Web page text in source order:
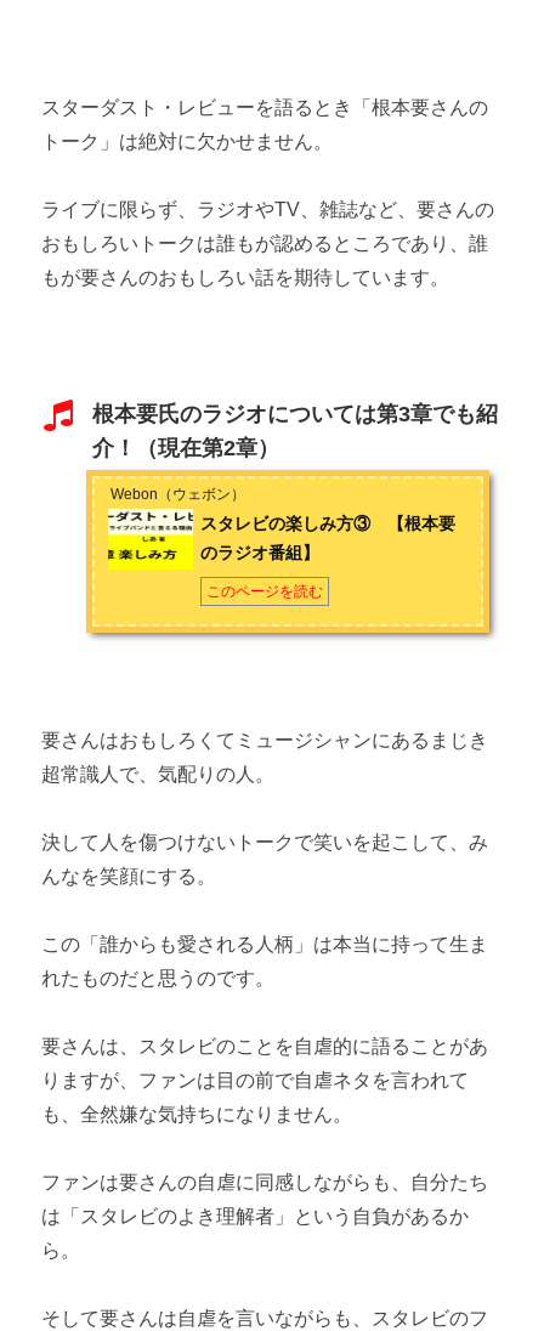
スターダスト・レビューを語るとき「根本要さんの
トーク」は絶対に欠かせません。
ライブに限らず、ラジオやTV、雑誌など、要さんの
おもしろいトークは誰もが認めるところであり、誰
もが要さんのおもしろい話を期待しています。
根本要氏のラジオについては第3章でも紹
介！（現在第2章）
Webon（ウェボン）
スタレビの楽しみ方③ 【根本要
のラジオ番組】
このページを読む
要さんはおもしろくてミュージシャンにあるまじき
超常識人で、気配りの人。
決して人を傷つけないトークで笑いを起こして、み
んなを笑顔にする。
この「誰からも愛される人柄」は本当に持って生ま
れたものだと思うのです。
要さんは、スタレビのことを自虐的に語ることがあ
りますが、ファンは目の前で自虐ネタを言われて
も、全然嫌な気持ちになりません。
ファンは要さんの自虐に同感しながらも、自分たち
は「スタレビのよき理解者」という自負があるか
ら。
そして要さんは自虐を言いながらも、スタレビのフ